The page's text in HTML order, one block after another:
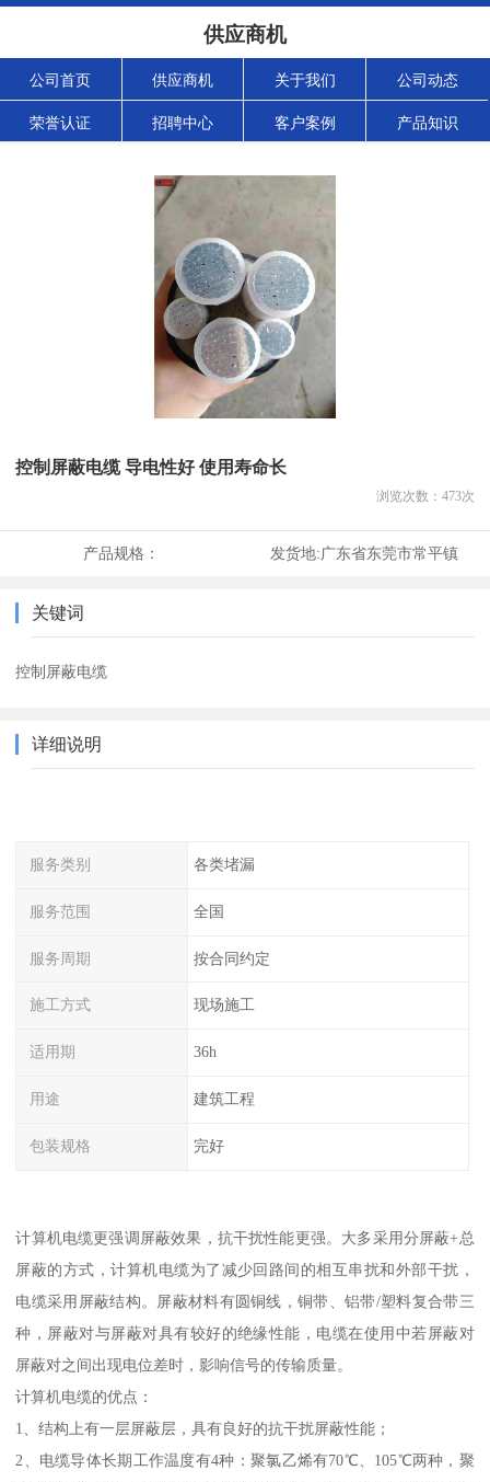
供应商机
公司首页 供应商机 关于我们 公司动态
荣誉认证 招聘中心 客户案例 产品知识
控制屏蔽电缆 导电性好 使用寿命长
浏览次数： 473次
产品规格： 发货地:广东省东莞市常平镇
关键词
控制屏蔽电缆
详细说明
服务类别 各类堵漏
服务范围 全国
服务周期 按合同约定
施工方式 现场施工
适用期 36h
用途 建筑工程
包装规格 完好
计算机电缆更强调屏蔽效果，抗干扰性能更强。大多采用分屏蔽+总
屏蔽的方式，计算机电缆为了减少回路间的相互串扰和外部干扰，
电缆采用屏蔽结构。屏蔽材料有圆铜线，铜带、铝带/塑料复合带三
种，屏蔽对与屏蔽对具有较好的绝缘性能，电缆在使用中若屏蔽对
屏蔽对之间出现电位差时，影响信号的传输质量。
计算机电缆的优点：
1、结构上有一层屏蔽层，具有良好的抗干扰屏蔽性能；
2、电缆导体长期工作温度有4种：聚氯乙烯有70℃、105℃两种，聚